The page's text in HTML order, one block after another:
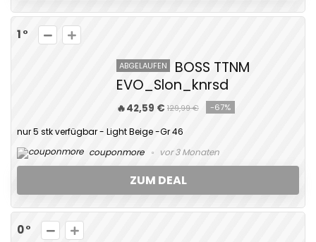
1
ABGELAUFEN
BOSS TTNM
EVO_Slon_knrsd
🔥42,59 € 129,99 € -67%
nur 5 stk verfügbar - Light Beige -Gr 46
couponmore
vor 3 Monaten
ZUM DEAL
0